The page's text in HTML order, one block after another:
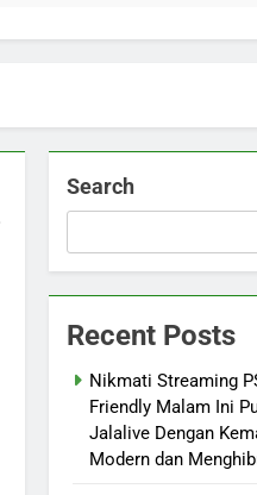
Search
Recent Posts
Nikmati Streaming
Friendly Malam Ini
Jalalive Dengan
Modern dan